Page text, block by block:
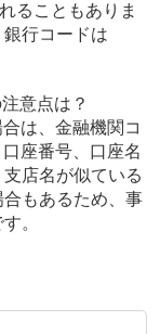
ることもありま
行コードは
意点は？
は、金融機関コ
座番号、口座名
店名が似ている
もあるため、事
。